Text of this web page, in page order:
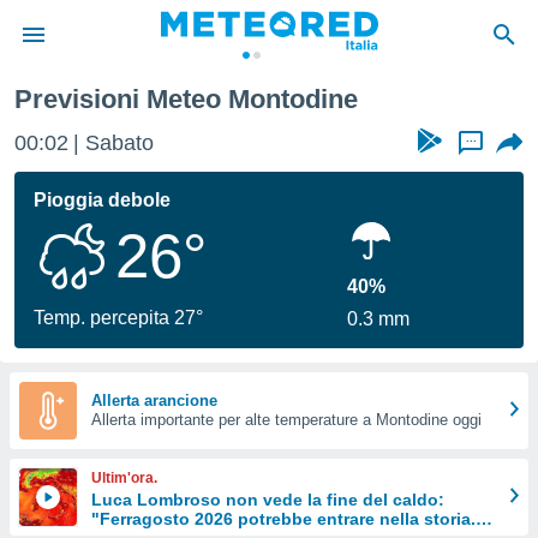
di
per
le
di
Web
le
Previsioni Meteo Montodine
00:02 Sabato ...
Pioggia debole
26°
Temp. percepita 27°
40%
0.3 mm
Allerta arancione
Allerta importante per alte temperature a Montodine oggi
Ultim'ora.
Luca Lombroso non vede la fine del caldo:
"Ferragosto 2026 potrebbe entrare nella storia.